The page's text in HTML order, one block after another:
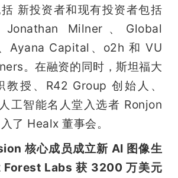
新投资者和现有投资者包括
Jonathan Milner、Global
Ayana Capital、o2h 和 VU
。在融资的同时，斯坦福大
授、R42 Group 创始人、
工智能名人堂入选者 Ronjon
了 Healx 董事会。
核心成员成立新 AI 图像生
Forest Labs 获 3200 万美元